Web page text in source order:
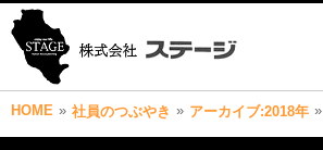
HOME » 社員のつぶやき » アーカイブ:2018年 »